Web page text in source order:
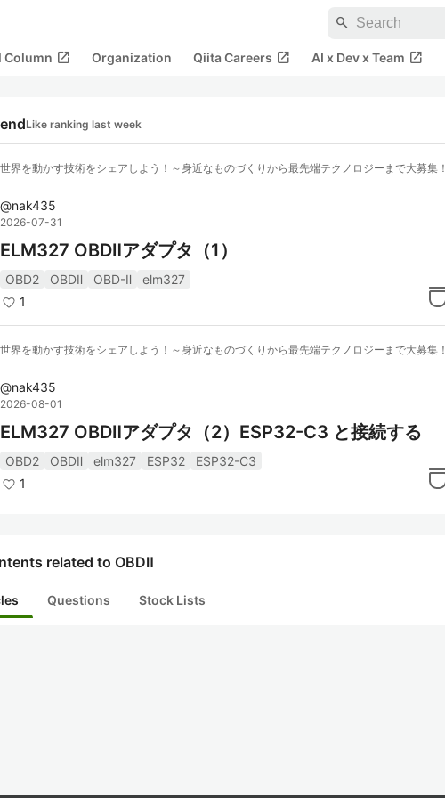
search
Column open_in_new Organization Qiita Careers open_in_new AI x Dev x Team open_in_new
Like ranking last week
界を動かす技術をシェアしよう！～身近なものづくりから最先端テクノロジーまで大募集！
@nak435
2026-07-31
ELM327 OBDⅡアダプタ（1）
OBD2 OBDⅡ OBD-Ⅱ
elm327
1
界を動かす技術をシェアしよう！～身近なものづくりから最先端テクノロジーまで大募集！
@nak435
2026-08-01
ELM327 OBDⅡアダプタ（2）ESP32-C3 と接続する
OBD2 OBDⅡ elm327 ESP32
ESP32-C3
1
related to OBDⅡ
Questions Stock Lists